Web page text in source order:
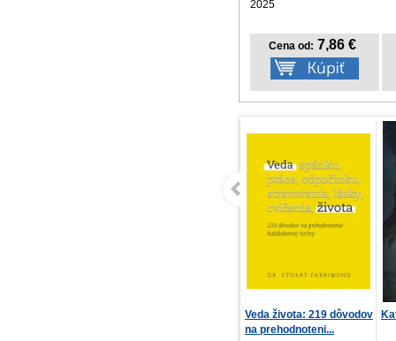
2025
Cena od: 7,86 €
Katja – Pád mágie